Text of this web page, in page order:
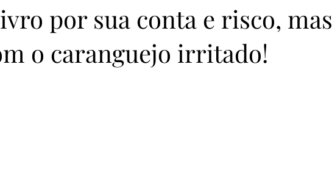
por sua conta e risco, mas
o caranguejo irritado!